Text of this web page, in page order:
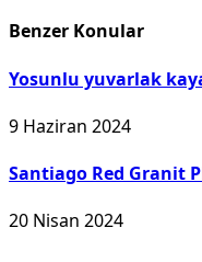
Benzer Konular
Yosunlu yuvarlak
9 Haziran 2024
Santiago Red Granit
20 Nisan 2024